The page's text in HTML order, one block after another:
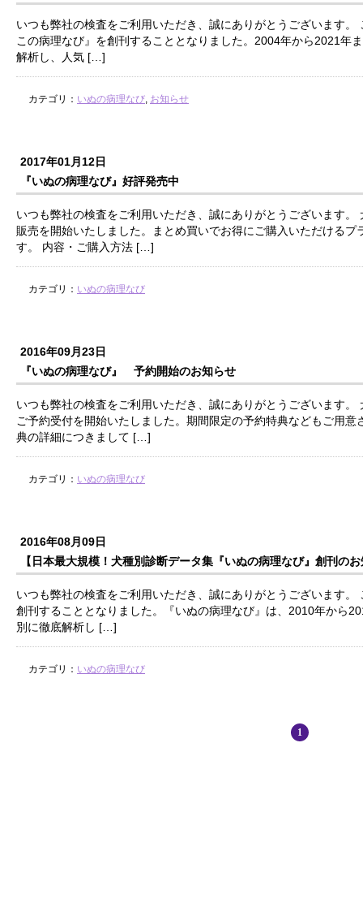
いつも弊社の検査をご利用いただき、誠にありがとうございます
この病理なび』を創刊することとなりました。2004年から2021年
解析し、人気 […]
カテゴリ： いぬの病理なび, お知らせ
2017年01月12日
『いぬの病理なび』好評発売中
いつも弊社の検査をご利用いただき、誠にありがとうございます
販売を開始いたしました。まとめ買いでお得にご購入いただける
す。 内容・ご購入方法 […]
カテゴリ： いぬの病理なび
2016年09月23日
『いぬの病理なび』 予約開始のお知らせ
いつも弊社の検査をご利用いただき、誠にありがとうございます
ご予約受付を開始いたしました。期間限定の予約特典などもご用
典の詳細につきまして […]
カテゴリ： いぬの病理なび
2016年08月09日
【日本最大規模！犬種別診断データ集『いぬの病理なび』創刊の
いつも弊社の検査をご利用いただき、誠にありがとうございます
創刊することとなりました。『いぬの病理なび』は、2010年から
別に徹底解析し […]
カテゴリ： いぬの病理なび
1